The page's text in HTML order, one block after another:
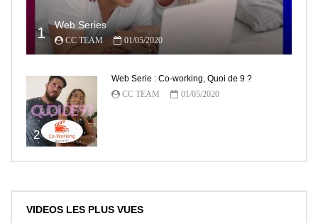
1 Web Series
CC TEAM 01/05/2020
2
Web Serie : Co-working, Quoi de 9 ?
CC TEAM
01/05/2020
VIDEOS LES PLUS VUES